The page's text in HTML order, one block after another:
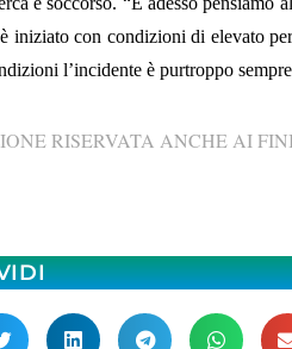
iniziato con condizioni di elevato
l’incidente è purtroppo
RISERVATA ANCHE AI